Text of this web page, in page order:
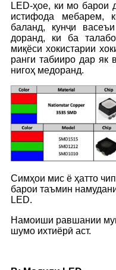
LED-ҳое, ки мо барои
истифода мебарем,
баланд, кунҷи
доранд, ки ба
миқёси хокистарии
ранги табииро дар як
нигоҳ медоранд.
Симҳои мис ё ҳатто
барои таъмин
LED.
Намоиши равшании
шумо ихтиёрӣ аст.